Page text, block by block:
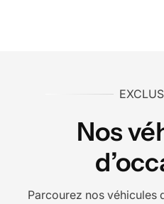
Nos
Parcourez nos véhicules